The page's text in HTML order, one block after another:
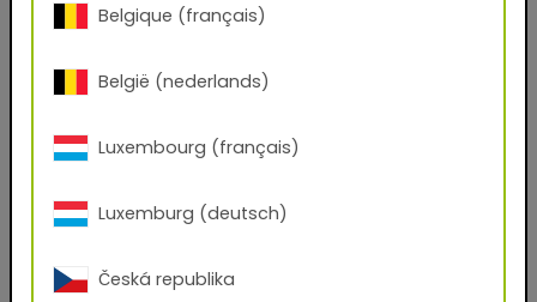
Email
Code postal
Ville
Belgique (français)
België (nederlands)
Luxembourg (français)
Luxemburg (deutsch)
Česká republika